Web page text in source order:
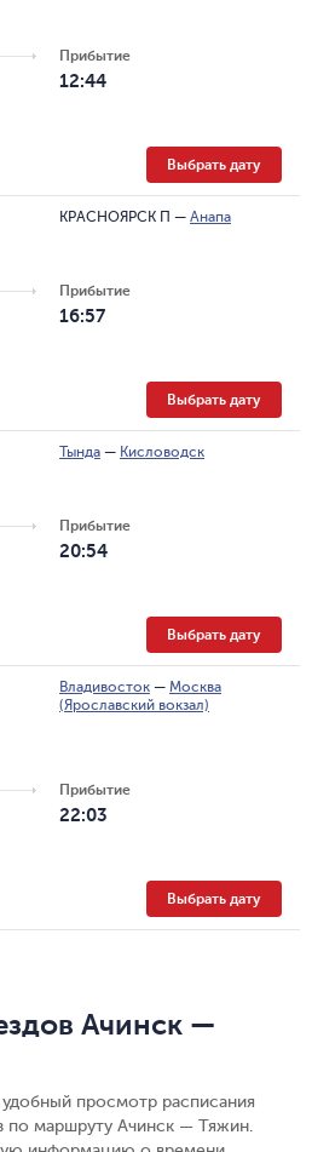
Прибытие
12:44
Выбрать дату
КРАСНОЯРСК П — Анапа
Прибытие
16:57
Выбрать дату
Тында — Кисловодск
Прибытие
20:54
Выбрать дату
Владивосток — Москва
(Ярославский вокзал)
Прибытие
22:03
Выбрать дату
Ачинск —
просмотр расписания
по маршруту Ачинск — Тяжин.